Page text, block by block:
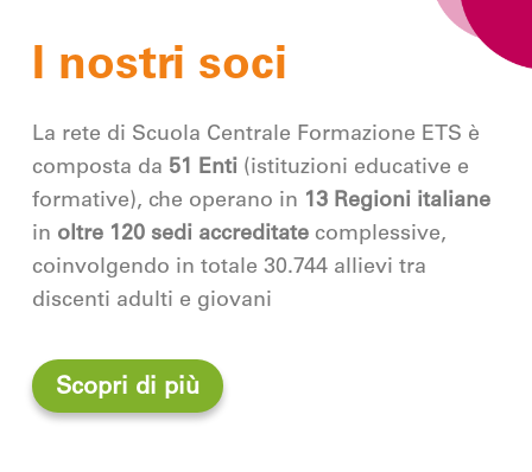
I nostri soci
La rete di Scuola Centrale Formazione ETS è
composta da 51 Enti (istituzioni educative e
formative), che operano in 13 Regioni italiane
in oltre 120 sedi accreditatecomplessive,
coinvolgendo in totale 30.744 allievi tra
discenti adulti e giovani
Scopri di più